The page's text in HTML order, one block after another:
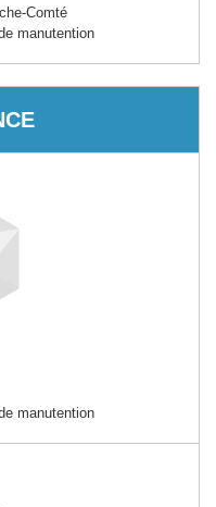
Comté
manutention
manutention